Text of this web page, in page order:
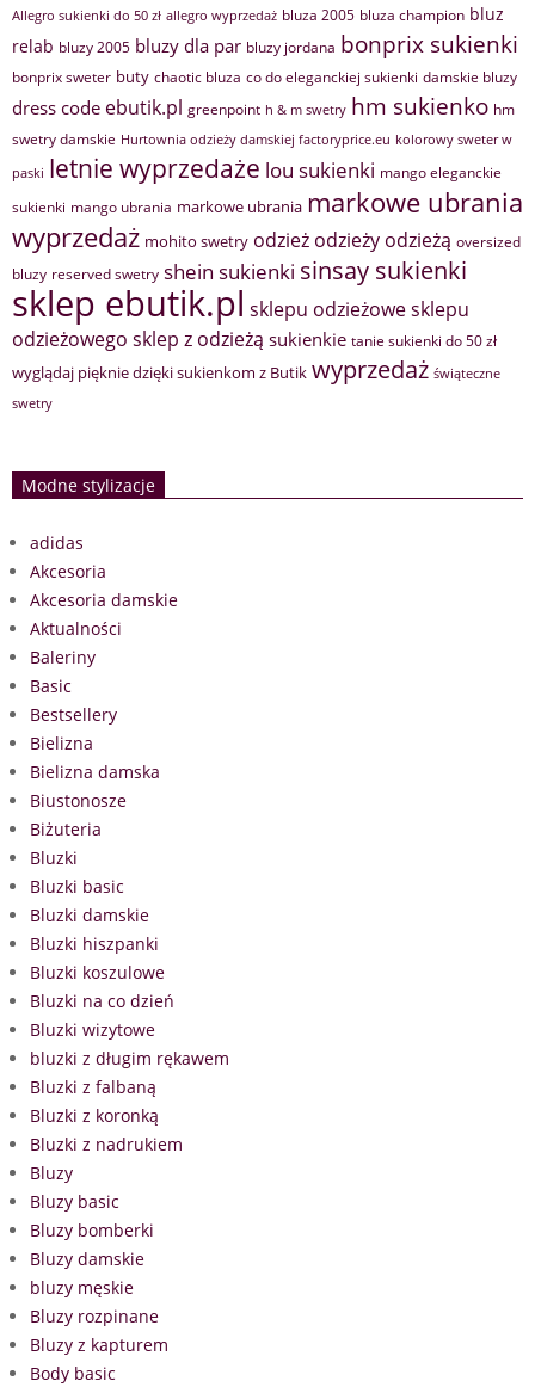
Allegro sukienki do 50 zł allegro wyprzedaż bluza 2005 bluza champion bluz
relab bluzy 2005 bluzy dla par bluzy jordana bonprix sukienki
bonprix sweter buty chaotic bluza co do eleganckiej sukienki damskie bluzy
dress code ebutik.pl greenpoint h & m swetry hm sukienko hm
swetry damskie Hurtownia odzieży damskiej factoryprice.eu kolorowy sweter w
paski letnie wyprzedaże lou sukienki mango eleganckie
sukienki mango ubrania markowe ubrania markowe ubrania
wyprzedaż mohito swetry odzież odzieży odzieżą oversized
bluzy reserved swetry shein sukienki sinsay sukienki
sklep ebutik.pl sklepu odzieżowesklepu
odzieżowego sklep z odzieżą sukienkie tanie sukienki do 50 zł
wyglądaj pięknie dzięki sukienkom z Butik wyprzedaż świąteczne
swetry
Modne stylizacje
adidas
Akcesoria
Akcesoria damskie
Aktualności
Baleriny
Basic
Bestsellery
Bielizna
Bielizna damska
Biustonosze
Biżuteria
Bluzki
Bluzki basic
Bluzki damskie
Bluzki hiszpanki
Bluzki koszulowe
Bluzki na co dzień
Bluzki wizytowe
bluzki z długim rękawem
Bluzki z falbaną
Bluzki z koronką
Bluzki z nadrukiem
Bluzy
Bluzy basic
Bluzy bomberki
Bluzy damskie
bluzy męskie
Bluzy rozpinane
Bluzy z kapturem
Body basic